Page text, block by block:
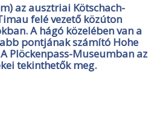
az ausztriai Kötschach-
felé vezető közúton
A hágó közelében van a
pontjának számító Hohe
Plöckenpass-Museumban az
tekinthetők meg.